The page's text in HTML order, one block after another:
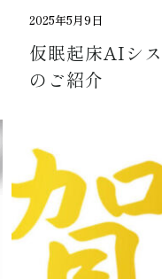
2025年5月9日
仮眠起床AIシ
のご紹介